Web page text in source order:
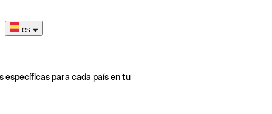
es
específicas para cada país en tu